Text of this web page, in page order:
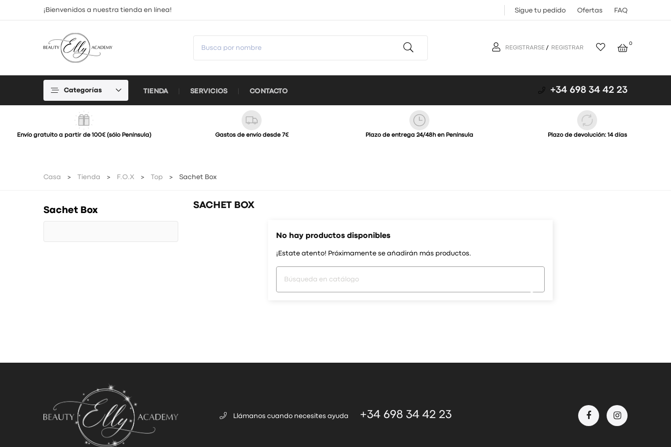
¡Bienvenidos a nuestra tienda en línea! Sigue tu pedido Ofertas FAQ
REGISTRARSE / REGISTRAR
0
Categorías TIENDA SERVICIOS CONTACTO +34 698 34 42 23
Envío gratuito a partir de 100€ (sólo Península) Gastos de envío desde 7€ Plazo de entrega 24/48h en Península Plazo de devolución: 14 días
Casa Tienda F.O.X Top Sachet Box
Sachet Box
SACHET BOX
No hay productos disponibles
¡Estate atento! Próximamente se añadirán más productos.
Llámanos cuando necesites ayuda +34 698 34 42 23